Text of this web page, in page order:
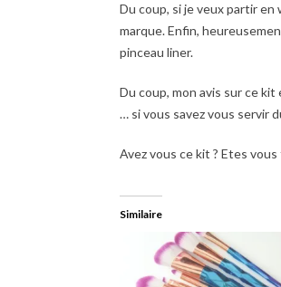
Du coup, si je veux partir en
marque. Enfin,
pinceau liner.
Du coup, mon avis sur ce
… si vous savez vous servir
Avez vous ce kit ? Etes
Similaire